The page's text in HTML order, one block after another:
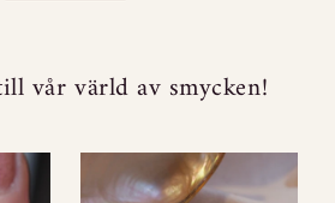
vår värld av smycken!